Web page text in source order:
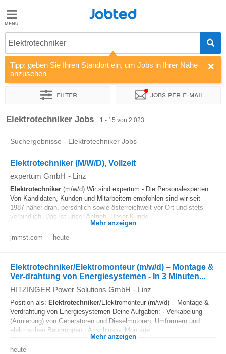
Jobted
Jobs
Gehalt
Jobted
Elektrotechniker
Tipp: geben Sie Ihren Standort ein, um Jobs in Ihrer Nähe
anzusehen
Filter Jobs per e-mail
Sortieren nach Unternehmen Personaldienstleister
Elektrotechniker Jobs 1 - 15 von 2 023
Suchergebnisse - Elektrotechniker Jobs
Elektrotechniker (M/W/D), Vollzeit
expertum GmbH - Linz
Elektrotechniker (m/w/d) Wir sind expertum - Die Personalexperten.
Von Kandidaten, Kunden und Mitarbeitern empfohlen sind wir seit
1987 näher dran, persönlich sowie österreichweit vor Ort und stets
verbindlich. Das ist unser Antrieb. Unser Kunde...
Mehr anzeigen
jmmst.com - heute
Elektrotechniker/Elektromonteur (m/w/d) – Montage &
Ver-drahtung von Energiesystemen - In 3 Minuten...
HITZINGER Power Solutions GmbH - Linz
Position als: Elektrotechniker/Elektromonteur (m/w/d) – Montage &
Verdrahtung von Energiesystemen Deine Aufgaben: · Verkabelung
(Armierung) von Generatoren und Dieselmotoren, Umformern und
elektrischen Baugruppen · Anschluss-, Montage...
Mehr anzeigen
heute